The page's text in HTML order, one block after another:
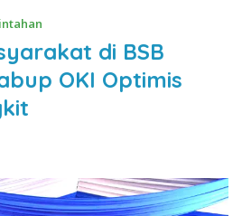
di BSB
OKI Optimis